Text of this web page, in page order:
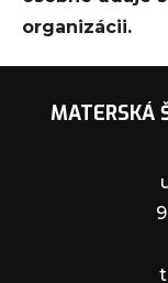
organizácii.
MATERSKÁ